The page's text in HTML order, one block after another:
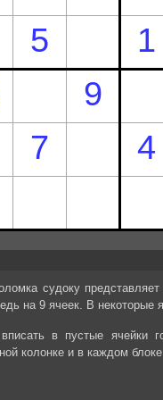
судоку
на 9 ячеек. В некоторые
в пустые ячейки
колонке и в каждом